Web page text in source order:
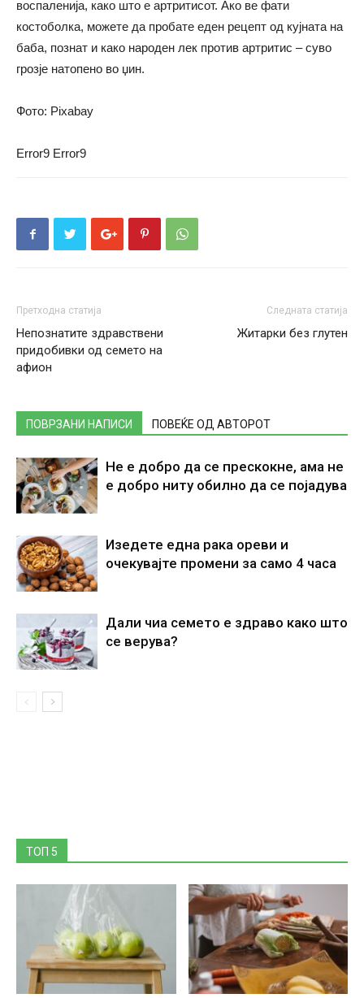
воспаленија, како што е артритисот. Ако ве фати
костоболка, можете да пробате еден рецепт од кујната на
баба, познат и како народен лек против артритис – суво
грозје натопено во џин.
Фото: Pixabay
Error9 Error9
Претходна статија
Непознатите здравствени
придобивки од семето на
афион
Следната статија
Житарки без глутен
ПОВРЗАНИ НАПИСИ ПОВЕЌЕ ОД АВТОРОТ
Не е добро да се прескокне, ама не
е добро ниту обилно да се појадува
Изедете една рака ореви и
очекувајте промени за само 4 часа
Дали чиа семето е здраво како што
се верува?
ТОП 5